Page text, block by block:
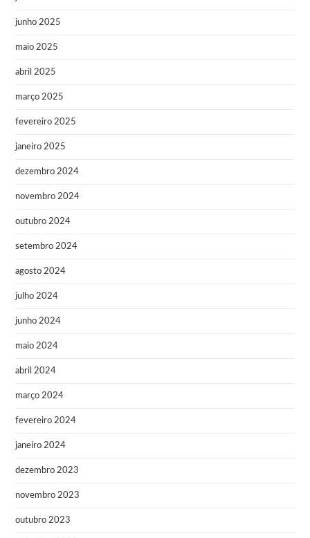
junho 2025
maio 2025
abril 2025
março 2025
fevereiro 2025
janeiro 2025
dezembro 2024
novembro 2024
outubro 2024
setembro 2024
agosto 2024
julho 2024
junho 2024
maio 2024
abril 2024
março 2024
fevereiro 2024
janeiro 2024
dezembro 2023
novembro 2023
outubro 2023